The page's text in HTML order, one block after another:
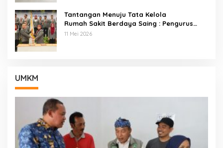
Tantangan Menuju Tata Kelola
Rumah Sakit Berdaya Saing : Pengurus
ARSSI 2026–2029 Cabang Kota Bekasi
11 Mei 2026
UMKM